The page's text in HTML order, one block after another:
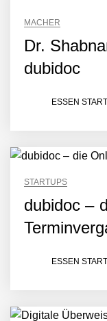
MACHER
Dr.
dubidoc
ESSEN
STARTUPS
dubidoc –
ESSEN